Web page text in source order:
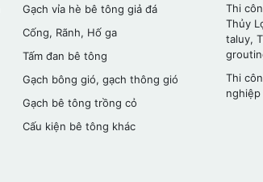
Thi
Thủy
taluy,
Thi
nghiệp
Gạch vỉa hè bê tông giả đá
Cống, Rãnh, Hố ga
Tấm đan bê tông
Gạch bông gió, gạch thông gió
Gạch bê tông trồng cỏ
Cấu kiện bê tông khác